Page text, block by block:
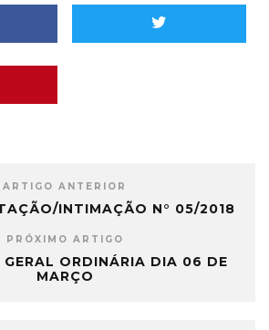
ARTIGO ANTERIOR
INTIMAÇÃO N° 05/2018
PRÓXIMO ARTIGO
GERAL ORDINÁRIA DIA 06 DE
MARÇO